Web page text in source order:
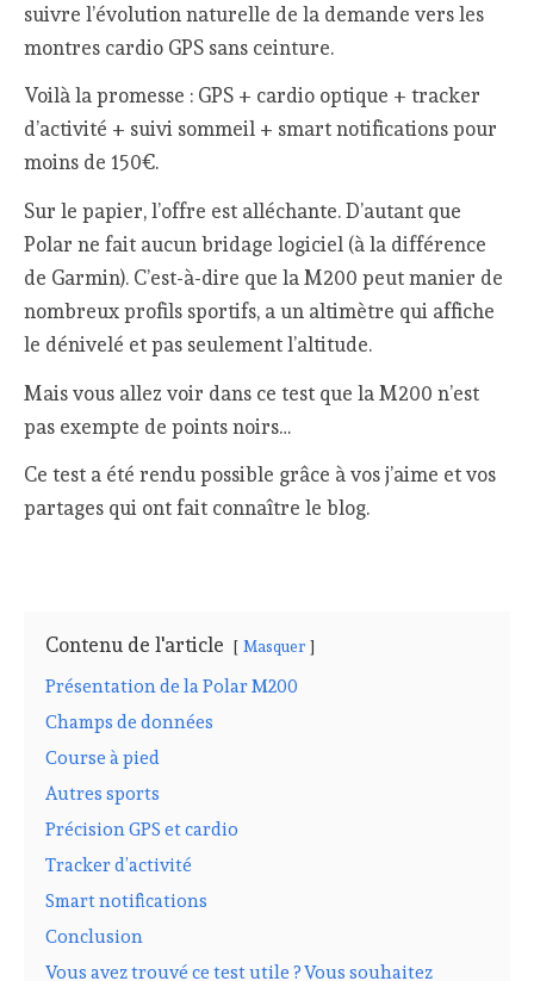
suivre l’évolution naturelle de la demande vers les
montres cardio GPS sans ceinture.
Voilà la promesse : GPS + cardio optique + tracker
d’activité + suivi sommeil + smart notifications pour
moins de 150€.
Sur le papier, l’offre est alléchante. D’autant que
Polar ne fait aucun bridage logiciel (à la différence
de Garmin). C’est-à-dire que la M200 peut manier de
nombreux profils sportifs, a un altimètre qui affiche
le dénivelé et pas seulement l’altitude.
Mais vous allez voir dans ce test que la M200 n’est
pas exempte de points noirs…
Ce test a été rendu possible grâce à vos j’aime et vos
partages qui ont fait connaître le blog.
Contenu de l'article Masquer
Présentation de la Polar M200
Champs de données
Course à pied
Autres sports
Précision GPS et cardio
Tracker d’activité
Smart notifications
Conclusion
Vous avez trouvé ce test utile ? Vous souhaitez